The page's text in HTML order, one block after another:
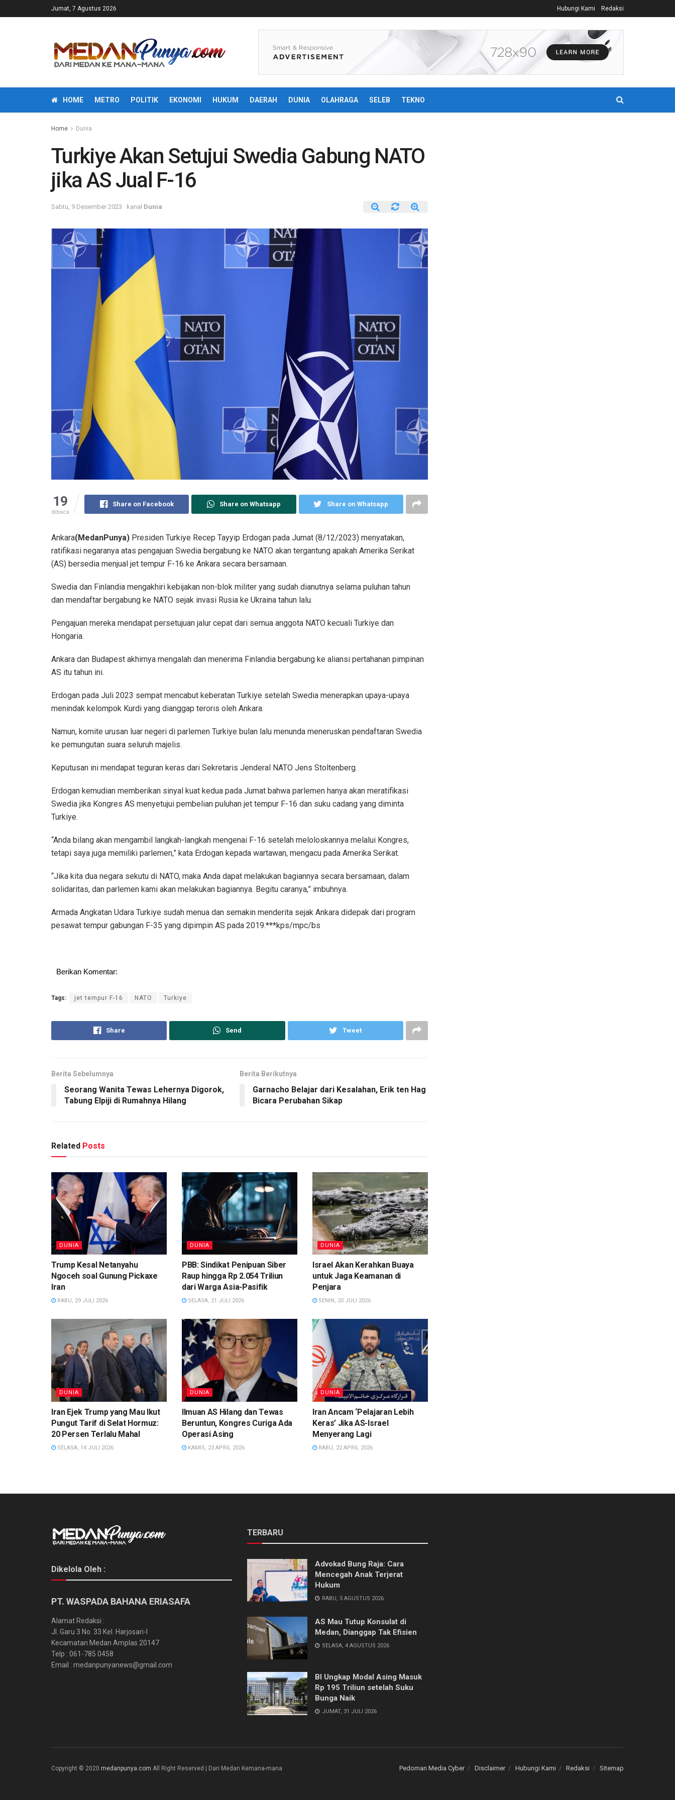
Jumat, 7 Agustus 2026 Hubungi Kami Redaksi
HOME METRO POLITIK EKONOMI HUKUM DAERAH DUNIA OLAHRAGA SELEB TEKNO
Home Dunia
Turkiye Akan Setujui Swedia Gabung NATO
jika AS Jual F-16
Sabtu, 9 Desember 2023 kanal Dunia
19
dibaca
Share on Facebook Share on Whatsapp Share on Whatsapp
Ankara(MedanPunya) Presiden Turkiye Recep Tayyip Erdogan pada Jumat (8/12/2023) menyatakan,
ratifikasi negaranya atas pengajuan Swedia bergabung ke NATO akan tergantung apakah Amerika Serikat
(AS) bersedia menjual jet tempur F-16 ke Ankara secara bersamaan.
Swedia dan Finlandia mengakhiri kebijakan non-blok militer yang sudah dianutnya selama puluhan tahun
dan mendaftar bergabung ke NATO sejak invasi Rusia ke Ukraina tahun lalu.
Pengajuan mereka mendapat persetujuan jalur cepat dari semua anggota NATO kecuali Turkiye dan
Hongaria.
Ankara dan Budapest akhirnya mengalah dan menerima Finlandia bergabung ke aliansi pertahanan pimpinan
AS itu tahun ini.
Erdogan pada Juli 2023 sempat mencabut keberatan Turkiye setelah Swedia menerapkan upaya-upaya
menindak kelompok Kurdi yang dianggap teroris oleh Ankara.
Namun, komite urusan luar negeri di parlemen Turkiye bulan lalu menunda meneruskan pendaftaran Swedia
ke pemungutan suara seluruh majelis.
Keputusan ini mendapat teguran keras dari Sekretaris Jenderal NATO Jens Stoltenberg.
Erdogan kemudian memberikan sinyal kuat kedua pada Jumat bahwa parlemen hanya akan meratifikasi
Swedia jika Kongres AS menyetujui pembelian puluhan jet tempur F-16 dan suku cadang yang diminta
Turkiye.
“Anda bilang akan mengambil langkah-langkah mengenai F-16 setelah meloloskannya melalui Kongres,
tetapi saya juga memiliki parlemen,” kata Erdogan kepada wartawan, mengacu pada Amerika Serikat.
“Jika kita dua negara sekutu di NATO, maka Anda dapat melakukan bagiannya secara bersamaan, dalam
solidaritas, dan parlemen kami akan melakukan bagiannya. Begitu caranya,” imbuhnya.
Armada Angkatan Udara Turkiye sudah menua dan semakin menderita sejak Ankara didepak dari program
pesawat tempur gabungan F-35 yang dipimpin AS pada 2019.***kps/mpc/bs
Berikan Komentar:
Tags: jet tempur F-16 NATO Turkiye
Share Send Tweet
Berita Sebelumnya
Seorang Wanita Tewas Lehernya Digorok,
Tabung Elpiji di Rumahnya Hilang
Berita Berikutnya
Garnacho Belajar dari Kesalahan, Erik ten Hag
Bicara Perubahan Sikap
Related Posts
DUNIA
Trump Kesal Netanyahu
Ngoceh soal Gunung Pickaxe
Iran
RABU, 29 JULI 2026
DUNIA
PBB: Sindikat Penipuan Siber
Raup hingga Rp 2.054 Triliun
dari Warga Asia-Pasifik
SELASA, 21 JULI 2026
DUNIA
Israel Akan Kerahkan Buaya
untuk Jaga Keamanan di
Penjara
SENIN, 20 JULI 2026
DUNIA
Iran Ejek Trump yang Mau Ikut
Pungut Tarif di Selat Hormuz:
20 Persen Terlalu Mahal
SELASA, 14 JULI 2026
DUNIA
Ilmuan AS Hilang dan Tewas
Beruntun, Kongres Curiga Ada
Operasi Asing
KAMIS, 23 APRIL 2026
DUNIA
Iran Ancam ‘Pelajaran Lebih
Keras’ Jika AS-Israel
Menyerang Lagi
RABU, 22 APRIL 2026
Dikelola Oleh :
PT. WASPADA BAHANA ERIASAFA
Alamat Redaksi :
Jl. Garu 3 No. 33 Kel. Harjosari-I
Kecamatan Medan Amplas 20147
Telp : 061-785 0458
Email : medanpunyanews@gmail.com
TERBARU
Advokad Bung Raja: Cara
Mencegah Anak Terjerat
Hukum
RABU, 5 AGUSTUS 2026
AS Mau Tutup Konsulat di
Medan, Dianggap Tak Efisien
SELASA, 4 AGUSTUS 2026
BI Ungkap Modal Asing Masuk
Rp 195 Triliun setelah Suku
Bunga Naik
JUMAT, 31 JULI 2026
Pedoman Media Cyber Disclaimer Hubungi Kami Redaksi Sitemap
Copyright © 2020 medanpunya.com All Right Reserved | Dari Medan Kemana-mana